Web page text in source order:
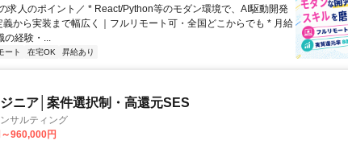
求人のポイント／ * React/Python等のモダン環境で、AI駆動開発
義から実装まで幅広く｜フルリモート可・全国どこからでも * 月給
の経験・...
ート 在宅OK 昇給あり
ニア│案件選択制・高還元SES
サルティング
960,000円